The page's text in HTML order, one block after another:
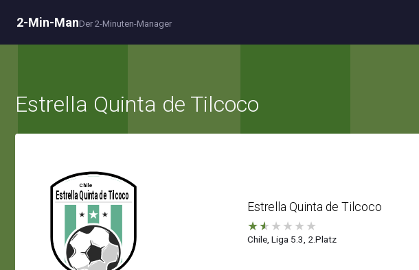
2-Min-ManDer 2-Minuten-Manager
Estrella Quinta de Tilcoco
Estrella Quinta de Tilcoco
★★ ★ ★ ★ ★
Chile, Liga 5.3, 2.Platz